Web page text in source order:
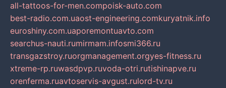
all-tattoos-for-men.compoisk-auto.com
best-radio.com.uaost-engineering.comkuryatnik.info
euroshiny.com.uaporemontuavto.com
searchus-nauti.rumirmam.infosmi366.ru
transgazstroy.ruorgmanagement.orgyes-fitness.ru
xtreme-rp.ruwasdpvp.ruvoda-otri.rutishinapve.ru
orenferma.ruavtoservis-avgust.rulord-tv.ru